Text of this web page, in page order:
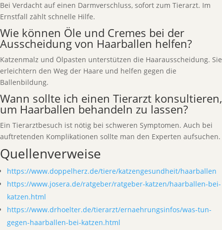
Bei Verdacht auf einen Darmverschluss, sofort zum Tierarzt. Im
Ernstfall zählt schnelle Hilfe.
Wie können Öle und Cremes bei der
Ausscheidung von Haarballen helfen?
Katzenmalz und Ölpasten unterstützen die Haarausscheidung. Sie
erleichtern den Weg der Haare und helfen gegen die
Ballenbildung.
Wann sollte ich einen Tierarzt konsultieren,
um Haarballen behandeln zu lassen?
Ein Tierarztbesuch ist nötig bei schweren Symptomen. Auch bei
auftretenden Komplikationen sollte man den Experten aufsuchen.
Quellenverweise
https://www.doppelherz.de/tiere/katzengesundheit/haarballen
https://www.josera.de/ratgeber/ratgeber-katzen/haarballen-bei-
katzen.html
https://www.drhoelter.de/tierarzt/ernaehrungsinfos/was-tun-
gegen-haarballen-bei-katzen.html